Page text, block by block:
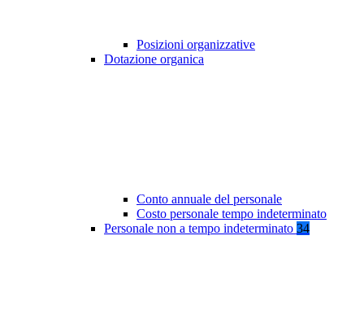
Posizioni organizzative
Dotazione organica
Conto annuale del personale
Costo personale tempo indeterminato
Personale non a tempo indeterminato 34